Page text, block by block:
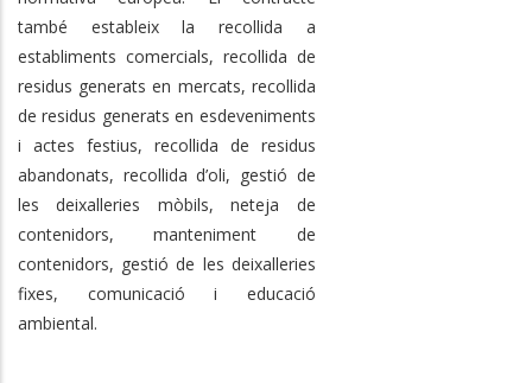
també estableix la recollida a
establiments comercials, recollida de
residus generats en mercats, recollida
de residus generats en esdeveniments
i actes festius, recollida de residus
abandonats, recollida d’oli, gestió de
les deixalleries mòbils, neteja de
contenidors, manteniment de
contenidors, gestió de les deixalleries
fixes, comunicació i educació
ambiental.